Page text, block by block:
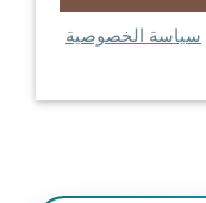
سياسة الخصوصية